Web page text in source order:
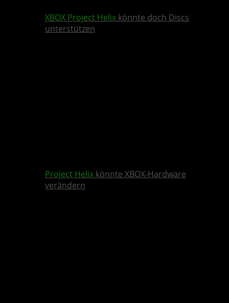
XBOX Project Helix könnte doch Discs
unterstützen
Project Helix könnte XBOX-Hardware
verändern